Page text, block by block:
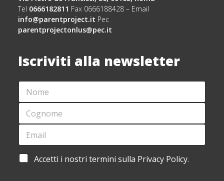
Tel 0666182811 Fax 0666188428 – Email
info@parentproject.it Pec
parentprojectonlus@pec.it
Iscriviti alla newsletter
*
O
E
E
N
M
*
C
G
O
E
E
A
I
L
A
Accetti i nostri termini sulla Privacy Policy.